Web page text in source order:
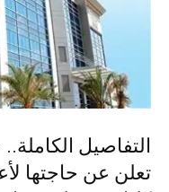
التفاصيل